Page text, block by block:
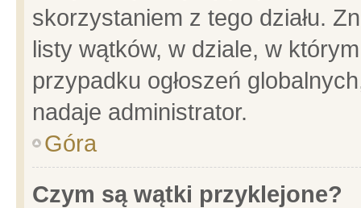
skorzystaniem z tego działu.
listy wątków, w dziale, w
przypadku ogłoszeń
nadaje administrator.
Góra
Czym są wątki przyklejone?